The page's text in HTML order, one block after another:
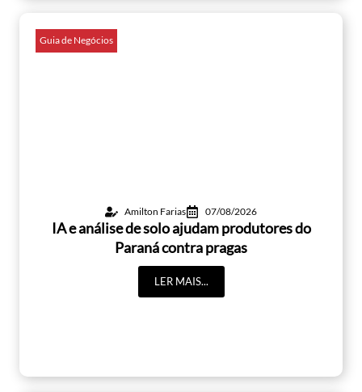
Guia de Negócios
Amilton Farias 07/08/2026
IA e análise de solo ajudam produtores do
Paraná contra pragas
LER MAIS...